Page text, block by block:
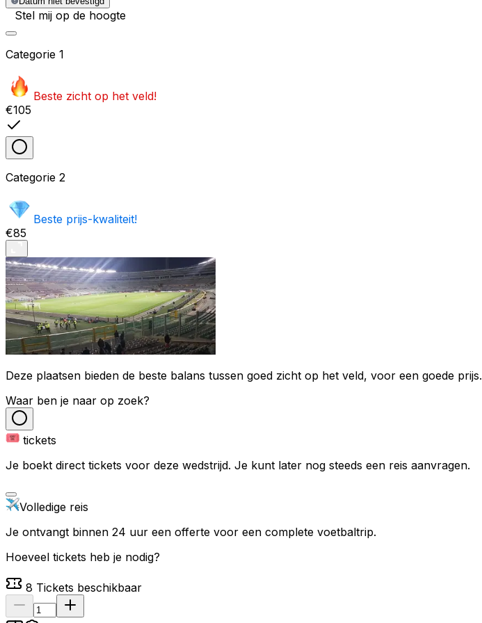
Stel mij op de hoogte
Categorie 1
Beste zicht op het veld!
€105
Categorie 2
Beste prijs-kwaliteit!
€85
Deze plaatsen bieden de beste balans tussen goed zicht op het veld, voor een goede prijs.
Waar ben je naar op zoek?
tickets
Je boekt direct tickets voor deze wedstrijd. Je kunt later nog steeds een reis aanvragen.
Volledige reis
Je ontvangt binnen 24 uur een offerte voor een complete voetbaltrip.
Hoeveel tickets heb je nodig?
8 Tickets beschikbaar